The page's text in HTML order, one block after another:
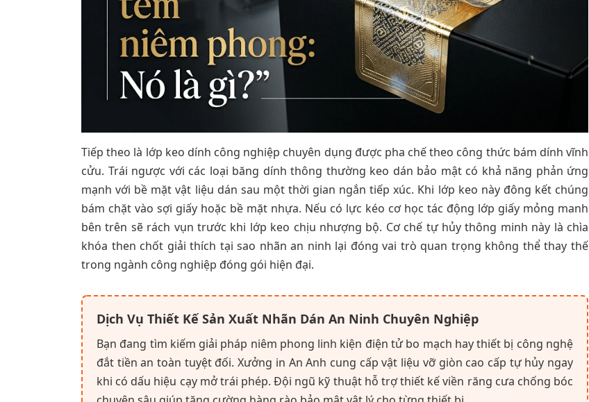
Tiếp theo là lớp keo dính công nghiệp chuyên dụng được pha chế theo công thức bám dính vĩnh
cửu. Trái ngược với các loại băng dính thông thường keo dán bảo mật có khả năng phản ứng
mạnh với bề mặt vật liệu dán sau một thời gian ngắn tiếp xúc. Khi lớp keo này đông kết chúng
bám chặt vào sợi giấy hoặc bề mặt nhựa. Nếu có lực kéo cơ học tác động lớp giấy mỏng manh
bên trên sẽ rách vụn trước khi lớp keo chịu nhượng bộ. Cơ chế tự hủy thông minh này là chìa
khóa then chốt giải thích tại sao nhãn an ninh lại đóng vai trò quan trọng không thể thay thế
trong ngành công nghiệp đóng gói hiện đại.
Dịch Vụ Thiết Kế Sản Xuất Nhãn Dán An Ninh Chuyên Nghiệp
Bạn đang tìm kiếm giải pháp niêm phong linh kiện điện tử bo mạch hay thiết bị công nghệ
đắt tiền an toàn tuyệt đối. Xưởng in An Anh cung cấp vật liệu vỡ giòn cao cấp tự hủy ngay
khi có dấu hiệu cạy mở trái phép. Đội ngũ kỹ thuật hỗ trợ thiết kế viền răng cưa chống bóc